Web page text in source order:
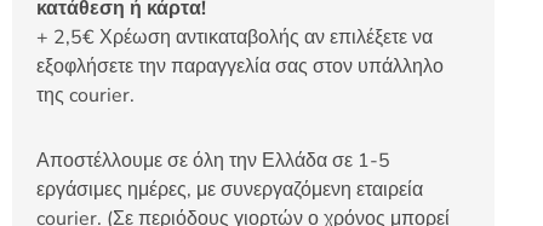
κατάθεση ή κάρτα!
+ 2,5€ Χρέωση αντικαταβολής αν επιλέξετε να
εξοφλήσετε την παραγγελία σας στον υπάλληλο
της courier.
Αποστέλλουμε σε όλη την Ελλάδα σε 1-5
εργάσιμες ημέρες, με συνεργαζόμενη εταιρεία
courier. (Σε περιόδους γιορτών ο χρόνος μπορεί